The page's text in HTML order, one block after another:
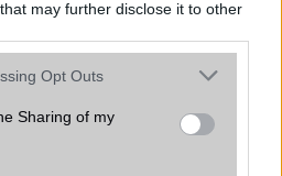
that may further disclose it to other
app uses one or more Google
behaviour. You may click to
and its third-party tags to
purposes in below Google
Opt Outs
Sharing of my
észrevétlenül könnyíti
| Android Police
intelligens funkciókat kínál,
a háttérben.